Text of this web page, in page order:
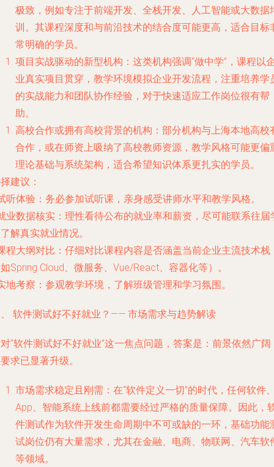
极致，例如专注于前端开发、全栈开发、人工智能或大数据
训。其课程深度和与前沿技术的结合度可能更高，适合目标
常明确的学员。
项目实战驱动的新型机构 ：这类机构强调“做中学”，课程以
业真实项目贯穿，教学环境模拟企业开发流程，注重培养学
的实战能力和团队协作经验，对于快速适应工作岗位很有帮
助。
高校合作或拥有高校背景的机构 ：部分机构与上海本地高校
合作，或在师资上吸纳了高校教师资源，教学风格可能更偏
理论基础与系统架构，适合希望知识体系更扎实的学员。
建议 ：
听体验 ：务必参加试听课，亲身感受讲师水平和教学风格。
业数据核实 ：理性看待公布的就业率和薪资，尽可能联系往届
解真实就业情况。
程大纲对比 ：仔细对比课程内容是否涵盖当前企业主流技术栈
Spring Cloud、微服务、Vue/React、容器化等）。
地考察 ：参观教学环境，了解班级管理和学习氛围。
软件测试好不好就业？—— 市场需求与趋势解读
“软件测试好不好就业”这一焦点问题，答案是： 前景依然广阔
求已显著升级。
市场需求稳定且刚需 ：在“软件定义一切”的时代，任何软件
App、智能系统上线前都需要经过严格的质量保障。因此，
件测试作为软件开发生命周期中不可或缺的一环，基础功能
试岗位仍有大量需求，尤其在金融、电商、物联网、汽车软
等领域。